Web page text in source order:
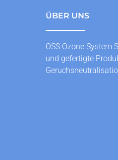
ÜBER UNS
OSS Ozone
und gefertigte